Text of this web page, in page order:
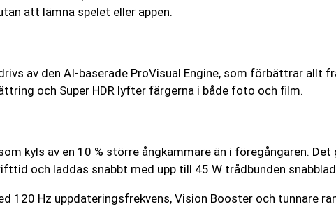
att lämna spelet eller appen.
av den AI-baserade ProVisual Engine, som förbättrar allt
och Super HDR lyfter färgerna i både foto och film.
kyls av en 10 % större ångkammare än i föregångaren.
och laddas snabbt med upp till 45 W trådbunden
120 Hz uppdateringsfrekvens, Vision Booster och tunnare